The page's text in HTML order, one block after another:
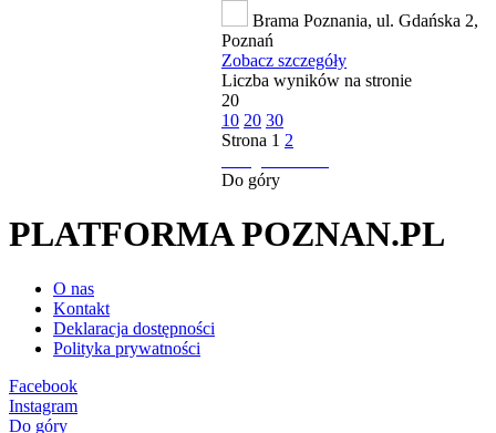
Brama Poznania, ul. Gdańska 2,
Poznań
Zobacz szczegóły
Liczba wyników na stronie
20
10 20 30
Strona 1 2
Do góry
PLATFORMA POZNAN.PL
O nas
Kontakt
Deklaracja dostępności
Polityka prywatności
Facebook
Instagram
Do góry